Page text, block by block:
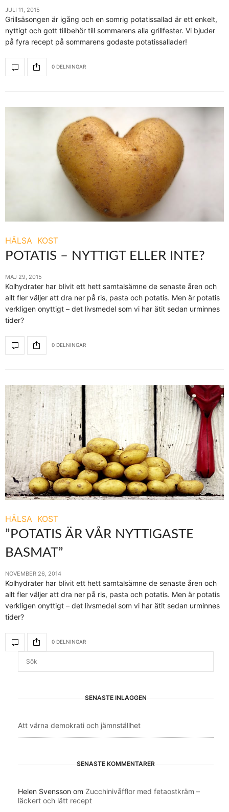
JULI 11, 2015
Grillsäsongen är igång och en somrig potatissallad är ett enkelt,
nyttigt och gott tillbehör till sommarens alla grillfester. Vi bjuder
på fyra recept på sommarens godaste potatissallader!
0 DELNINGAR
HÄLSA KOST
POTATIS – NYTTIGT ELLER INTE?
MAJ 29, 2015
Kolhydrater har blivit ett hett samtalsämne de senaste åren och
allt fler väljer att dra ner på ris, pasta och potatis. Men är potatis
verkligen onyttigt – det livsmedel som vi har ätit sedan urminnes
tider?
0 DELNINGAR
HÄLSA KOST
”POTATIS ÄR VÅR NYTTIGASTE
BASMAT”
NOVEMBER 26, 2014
Kolhydrater har blivit ett hett samtalsämne de senaste åren och
allt fler väljer att dra ner på ris, pasta och potatis. Men är potatis
verkligen onyttigt – det livsmedel som vi har ätit sedan urminnes
tider?
0 DELNINGAR
SENASTE INLÄGGEN
Att värna demokrati och jämnställhet
SENASTE KOMMENTARER
Helen Svensson om Zucchinivåfflor med fetaostkräm –
läckert och lätt recept